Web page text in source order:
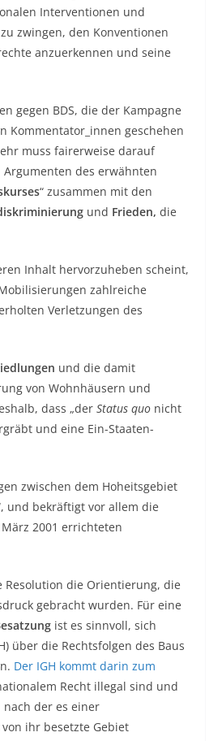
Interventionen und
zwingen, den Konventionen
anzuerkennen und seine
gegen BDS, die der Kampagne
Kommentator_innen geschehen
muss fairerweise darauf
des erwähnten
“ zusammen mit den
und Frieden, die
Inhalt hervorzuheben scheint,
zahlreiche
Verletzungen des
und die damit
von Wohnhäusern und
dass „der Status quo nicht
und eine Ein-Staaten-
zwischen dem Hoheitsgebiet
und bekräftigt vor allem die
2001 errichteten
die Orientierung, die
gebracht wurden. Für eine
ist es sinnvoll, sich
über die Rechtsfolgen des Baus
Der IGH kommt darin zum
Recht illegal sind und
nach der es einer
ihr besetzte Gebiet